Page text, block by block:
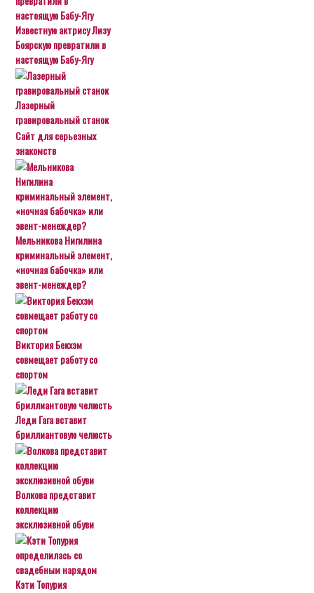
Известную актрису Лизу
Боярскую превратили в
настоящую Бабу-Ягу
Лазерный
гравировальный станок
Сайт для серьезных
знакомств
Мельникова Нигилина
криминальный элемент,
«ночная бабочка» или
эвент-менеждер?
Виктория Бекхэм
совмещает работу со
спортом
Леди Гага вставит
бриллиантовую челюсть
Волкова представит
коллекцию
эксклюзивной обуви
Кэти Топурия